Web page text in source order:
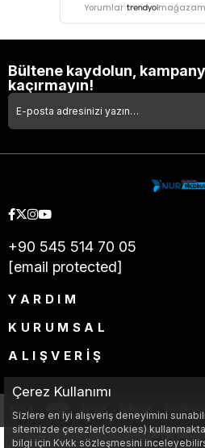
Yorumlar
Bültene kaydolun,
kaçırmayın!
+90 545 514 70 05
[email protected]
YARDIM
KURUMSAL
ALIŞVERİŞ
Çerez Kullanımı
Sizlere en iyi alışveriş deneyimini
sitemizde çerezler(cookies)
bilgi için Kvkk sözleşmesini